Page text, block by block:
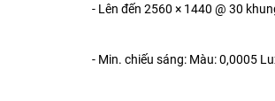
- Lên đến 2560 × 1440 @ 30
- Min. chiếu sáng: Màu: 0,0005